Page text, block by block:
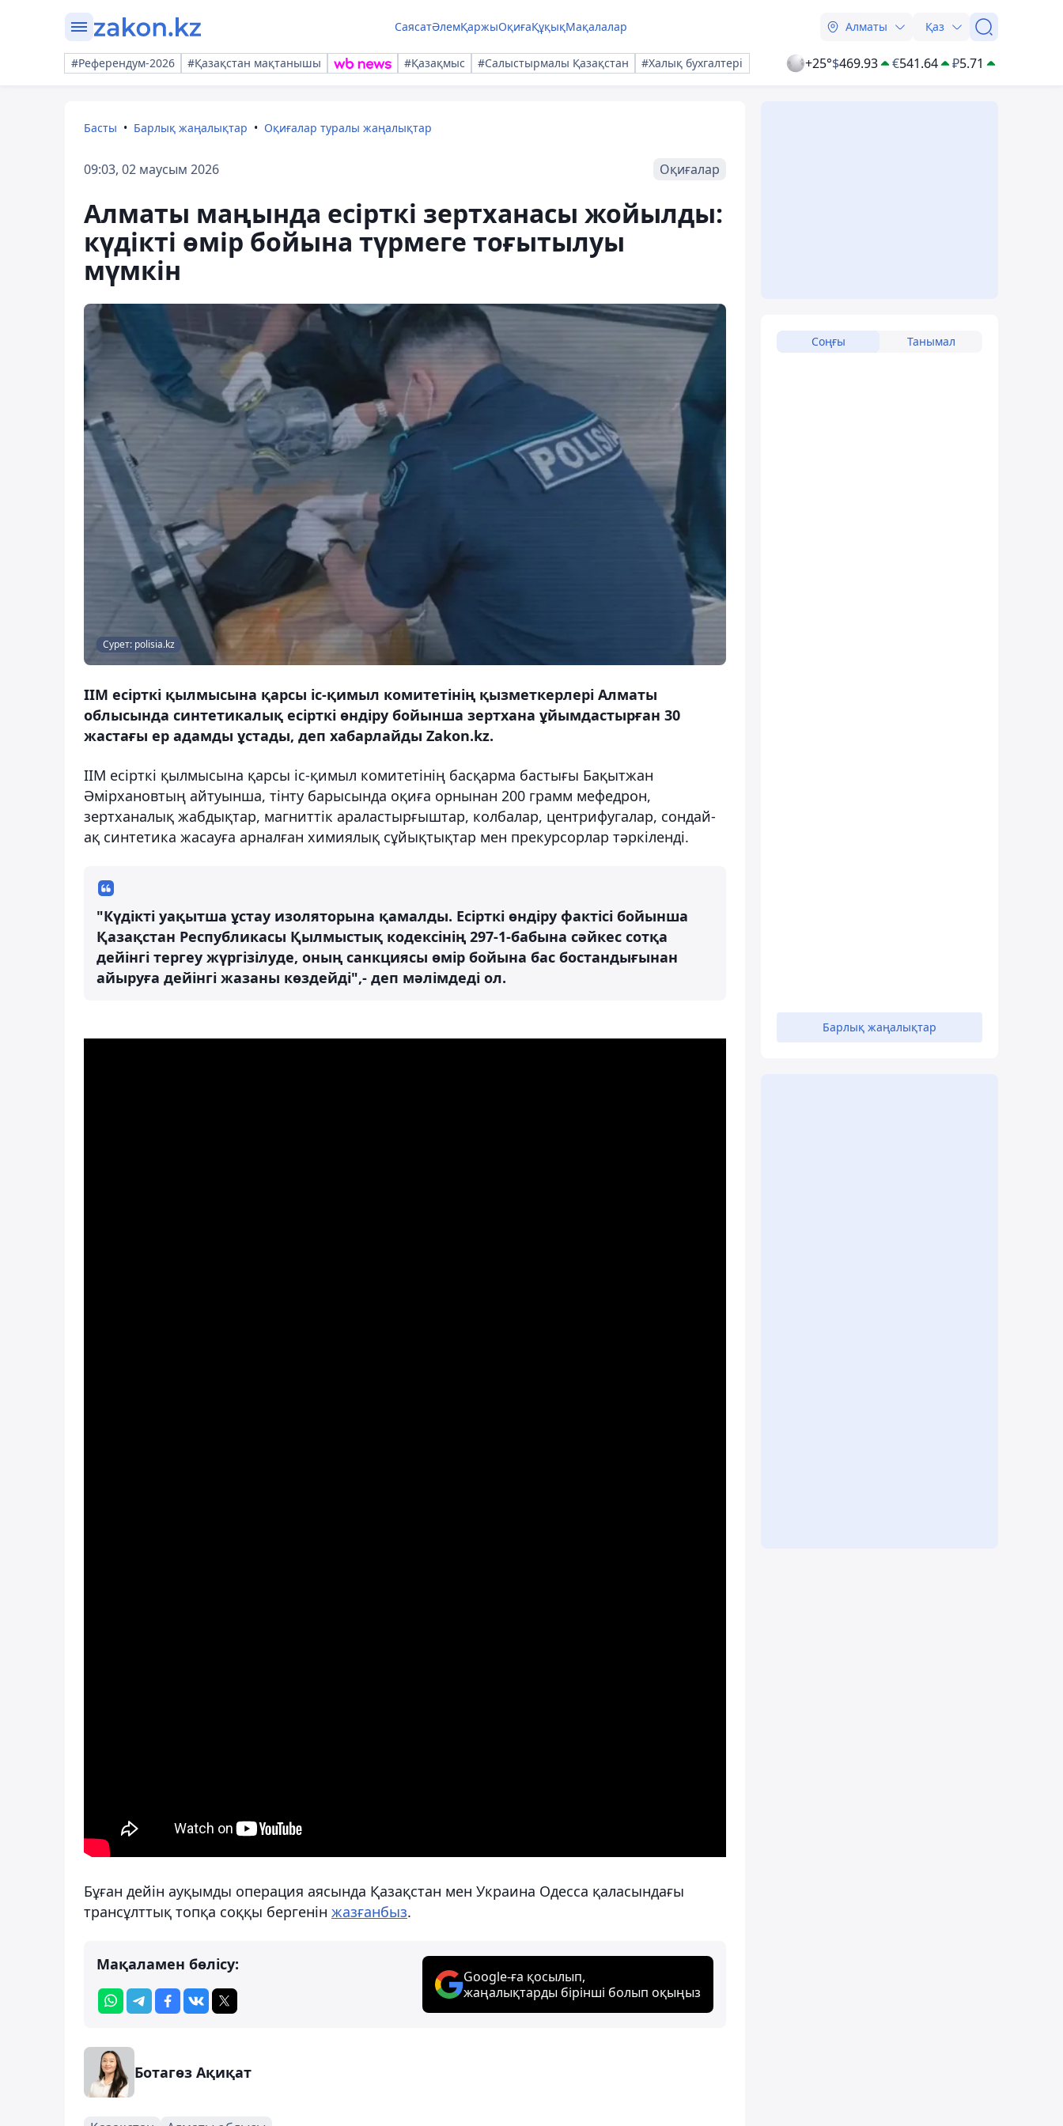
СаясатӘлемҚаржыОқиғаҚұқықМақалалар Алматы Қаз
#Референдум-2026 #Қазақстан мақтанышы #Қазақмыс #Салыстырмалы Қазақстан #Халық бухгалтері +25°$469.93 €541.64 ₽5.71
Басты Барлық жаңалықтар Оқиғалар туралы жаңалықтар
09:03, 02 маусым 2026 Оқиғалар
Алматы маңында есірткі зертханасы жойылды:
күдікті өмір бойына түрмеге тоғытылуы
мүмкін
Сурет: polisia.kz
ІІМ есірткі қылмысына қарсы іс-қимыл комитетінің қызметкерлері Алматы
облысында синтетикалық есірткі өндіру бойынша зертхана ұйымдастырған 30
жастағы ер адамды ұстады, деп хабарлайды Zakon.kz.
ІІМ есірткі қылмысына қарсы іс-қимыл комитетінің басқарма бастығы Бақытжан
Әмірхановтың айтуынша, тінту барысында оқиға орнынан 200 грамм мефедрон,
зертханалық жабдықтар, магниттік араластырғыштар, колбалар, центрифугалар, сондай-
ақ синтетика жасауға арналған химиялық сұйықтықтар мен прекурсорлар тәркіленді.
"Күдікті уақытша ұстау изоляторына қамалды. Есірткі өндіру фактісі бойынша
Қазақстан Республикасы Қылмыстық кодексінің 297-1-бабына сәйкес сотқа
дейінгі тергеу жүргізілуде, оның санкциясы өмір бойына бас бостандығынан
айыруға дейінгі жазаны көздейді",- деп мәлімдеді ол.
Бұған дейін ауқымды операция аясында Қазақстан мен Украина Одесса қаласындағы
трансұлттық топқа соққы бергенін жазғанбыз.
Мақаламен бөлісу:
Google-ға қосылып,
жаңалықтарды бірінші болып оқыңыз
Ботагөз Ақиқат
Соңғы Танымал
Барлық жаңалықтар